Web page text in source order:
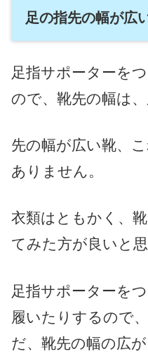
足の指先の幅が広
足指サポーターを
ので、靴先の幅は
先の幅が広い靴、
ありません。
衣類はともかく、
てみた方が良いと
足指サポーターを
履いたりするので
だ、靴先の幅の広